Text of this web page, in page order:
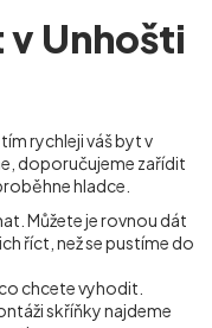
Unhošti
rychleji váš byt v
doporučujeme zařídit
hladce.
Můžete je rovnou dát
říct, než se pustíme do
chcete vyhodit.
skříňky najdeme